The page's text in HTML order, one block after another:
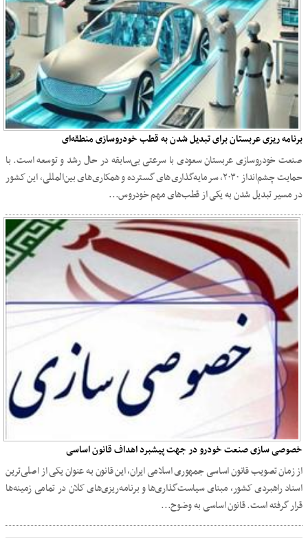
برنامه ریزی عربستان برای تبدیل شدن به قطب خودروسازی منطقه‌ای
صنعت خودروسازی عربستان سعودی با سرعتی بی‌سابقه در حال رشد و توسعه است. با
حمایت چشم‌انداز ۲۰۳۰، سرمایه‌گذاری‌های گسترده و همکاری‌های بین‌المللی، این کشور
در مسیر تبدیل شدن به یکی از قطب‌های مهم خودروس...
خصوصی سازی صنعت خودرو در جهت پیشبرد اهداف قانون اساسی
از زمان تصویب قانون اساسی جمهوری اسلامی ایران، این قانون به عنوان یکی از اصلی‌ترین
اسناد راهبردی کشور، مبنای سیاست‌گذاری‌ها و برنامه‌ریزی‌های کلان در تمامی زمینه‌ها
قرار گرفته است. قانون اساسی به وضوح...